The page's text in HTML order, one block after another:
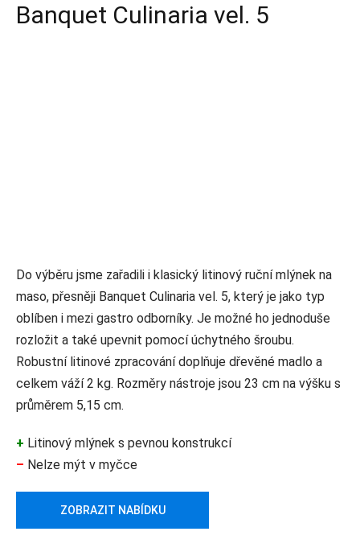
Banquet Culinaria vel. 5
Do výběru jsme zařadili i klasický litinový ruční mlýnek na
maso, přesněji Banquet Culinaria vel. 5, který je jako typ
oblíben i mezi gastro odborníky. Je možné ho jednoduše
rozložit a také upevnit pomocí úchytného šroubu.
Robustní litinové zpracování doplňuje dřevěné madlo a
celkem váží 2 kg. Rozměry nástroje jsou 23 cm na výšku s
průměrem 5,15 cm.
+ Litinový mlýnek s pevnou konstrukcí
– Nelze mýt v myčce
ZOBRAZIT NABÍDKU